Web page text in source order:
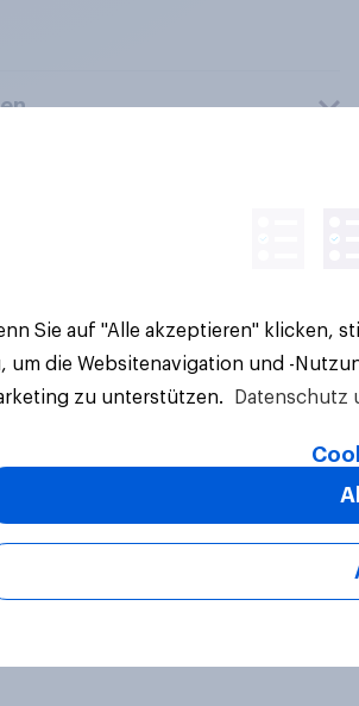
Kunden
PLC. Alle Rechte vorbehalten.
Sie auf "Alle akzeptieren" klicken,
um die Websitenavigation und -
zu unterstützen.
Datenschutz